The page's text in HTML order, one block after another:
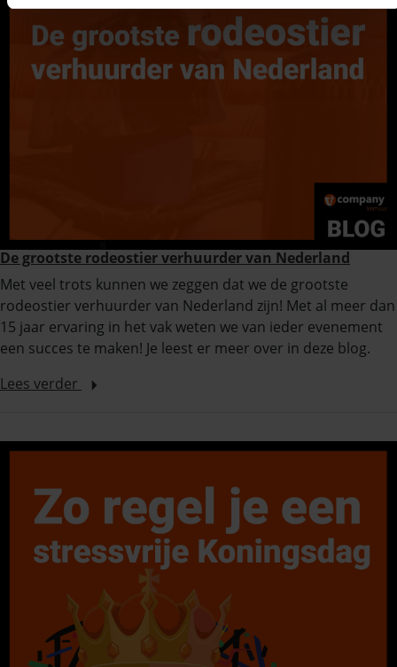
De grootste rodeostier verhuurder van Nederland
Met veel trots kunnen we zeggen dat we de grootste
rodeostier verhuurder van Nederland zijn! Met al meer dan
15 jaar ervaring in het vak weten we van ieder evenement
een succes te maken! Je leest er meer over in deze blog.
Lees verder